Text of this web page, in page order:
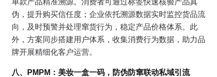
伪，提升购买信任度；企业依托溯源数据实时监控货品流
向，及时预警并处理窜货行为，稳定产品价格体系。此
外，方案同步搭建用户体系，收集消费行为数据，助力品
牌开展精细化客户运营。
八、PMPM：美妆一盒一码，防伪防窜联动私域引流